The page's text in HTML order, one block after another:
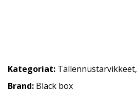
Kategoriat: Tallennustarvikkeet,
Brand: Black box